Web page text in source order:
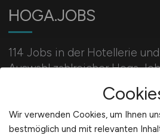
HOGA.JOBS
114 Jobs in der Hotellerie
Auswahl zahlreicher Hoga
für Servicekräfte, Köche,
Hotelkaufleute und
Wir verwenden Cookies, um Ihnen
bestmöglich und mit relevanten